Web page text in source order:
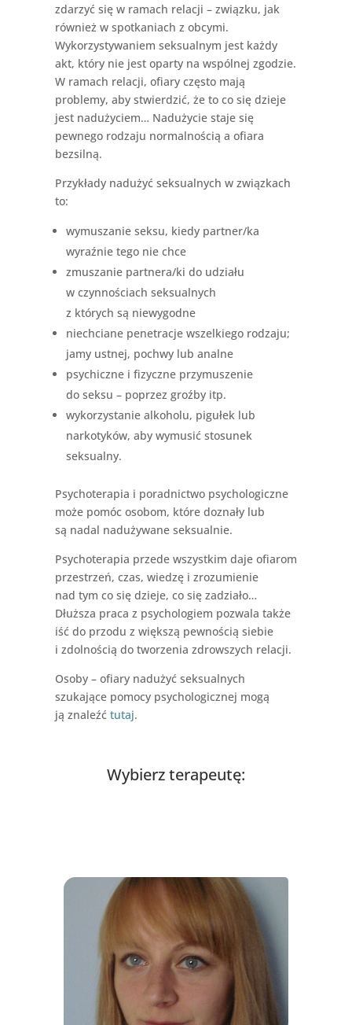
zdarzyć się w ramach relacji – związku, jak
również w spotkaniach z obcymi.
Wykorzystywaniem seksualnym jest każdy
akt, który nie jest oparty na wspólnej zgodzie.
W ramach relacji, ofiary często mają
problemy, aby stwierdzić, że to co się dzieje
jest nadużyciem… Nadużycie staje się
pewnego rodzaju normalnością a ofiara
bezsilną.
Przykłady nadużyć seksualnych w związkach
to:
wymuszanie seksu, kiedy partner/ka
wyraźnie tego nie chce
zmuszanie partnera/ki do udziału
w czynnościach seksualnych
z których są niewygodne
niechciane penetracje wszelkiego rodzaju;
jamy ustnej, pochwy lub analne
psychiczne i fizyczne przymuszenie
do seksu – poprzez groźby itp.
wykorzystanie alkoholu, pigułek lub
narkotyków, aby wymusić stosunek
seksualny.
Psychoterapia i poradnictwo psychologiczne
może pomóc osobom, które doznały lub
są nadal nadużywane seksualnie.
Psychoterapia przede wszystkim daje ofiarom
przestrzeń, czas, wiedzę i zrozumienie
nad tym co się dzieje, co się zadziało…
Dłuższa praca z psychologiem pozwala także
iść do przodu z większą pewnością siebie
i zdolnością do tworzenia zdrowszych relacji.
Osoby – ofiary nadużyć seksualnych
szukające pomocy psychologicznej mogą
ją znaleźć tutaj.
Wybierz terapeutę: